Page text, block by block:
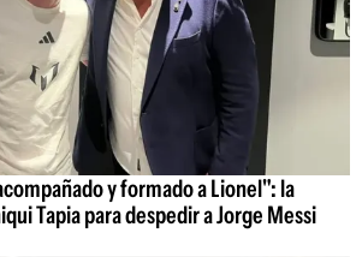
y formado a Lionel": la
Tapia para despedir a Jorge Messi